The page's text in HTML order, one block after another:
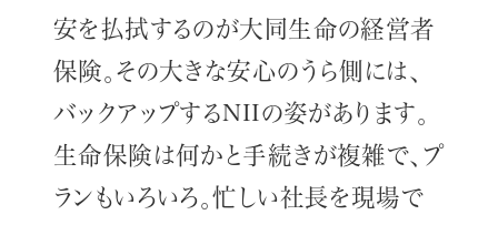
安を払拭するのが大同生命の経営者
保険。その大きな安心のうら側には、
バックアップするNIIの姿があります。
生命保険は何かと手続きが複雑で、プ
ランもいろいろ。忙しい社長を現場で